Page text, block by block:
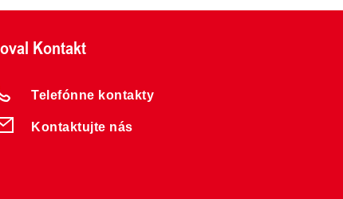
Kontakt
Telefónne kontakty
Kontaktujte nás